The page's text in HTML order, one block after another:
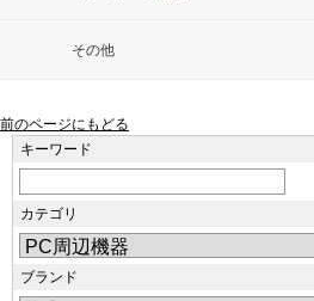
その他
前のページにもどる
キーワード
カテゴリ
ブランド